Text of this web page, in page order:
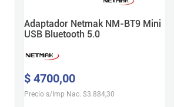
Adaptador Netmak NM-BT9 Mini
USB Bluetooth 5.0
$ 4700,00
Precio s/Imp Nac. $3.884,30